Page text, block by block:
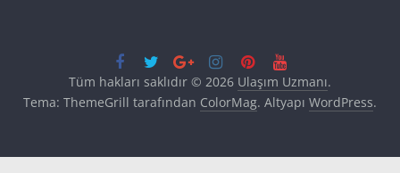
Tüm hakları saklıdır © 2026 Ulaşım Uzmanı.
Tema: ThemeGrill tarafından ColorMag. Altyapı WordPress.